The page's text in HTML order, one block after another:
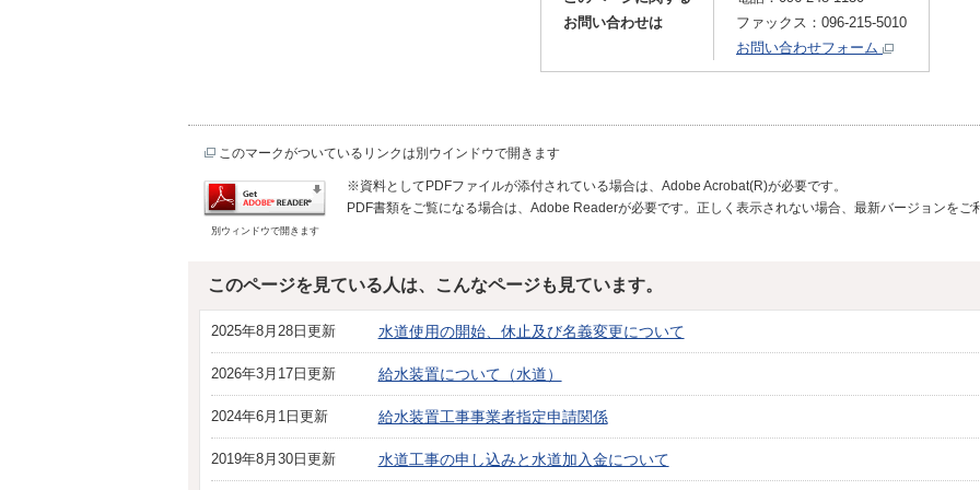
お問い合わせは
ファックス：096-215-5010
お問い合わせフォーム
このマークがついているリンクは別ウインドウで開きます
別ウィンドウで開きます
※資料としてPDFファイルが添付されている場合は、Adobe Acrobat(R)が必要です。
PDF書類をご覧になる場合は、Adobe Readerが必要です。正しく表示されない場合、最新バージョンをご
このページを見ている人は、こんなページも見ています。
2025年8月28日更新 水道使用の開始、休止及び名義変更について
2026年3月17日更新 給水装置について（水道）
2024年6月1日更新 給水装置工事事業者指定申請関係
2019年8月30日更新 水道工事の申し込みと水道加入金について